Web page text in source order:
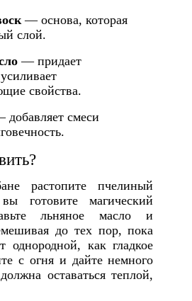
— основа, которая
слой.
— придает
свойства.
смеси
растопите пчелиный
готовите магический
льняное масло и
до тех пор, пока
однородной, как гладкое
с огня и дайте немного
оставаться теплой,